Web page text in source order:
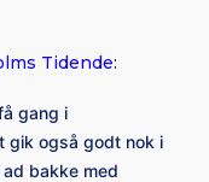
Tidende:
gang i
gik også godt nok i
bakke med